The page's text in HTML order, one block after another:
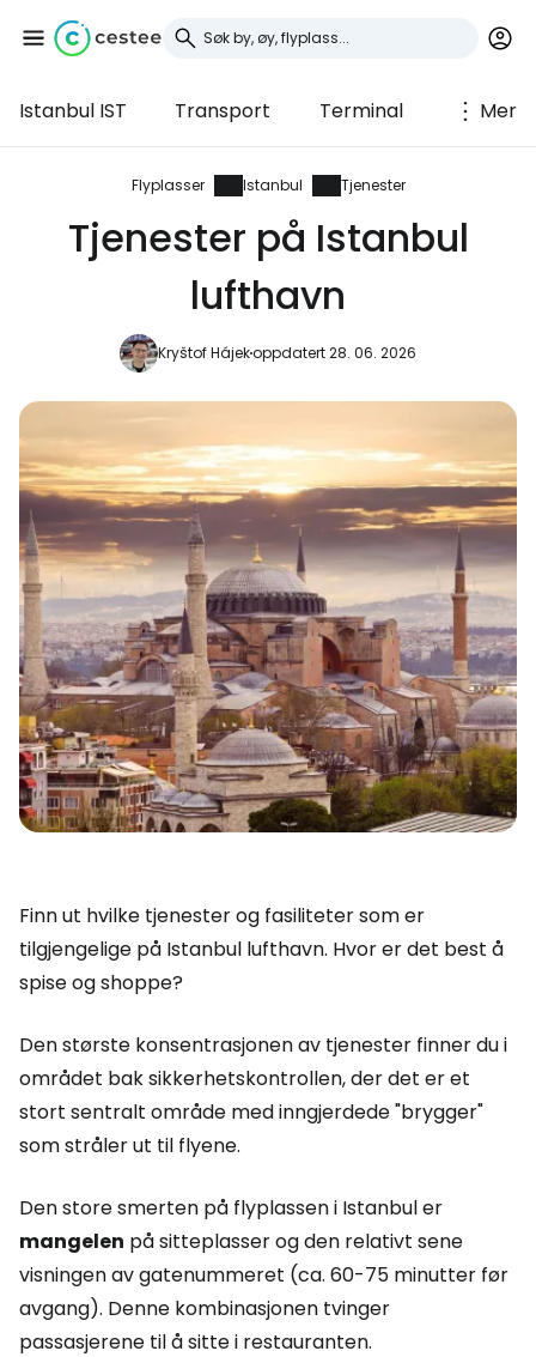
Istanbul IST Transport Terminal Mer
Flyplasser Istanbul Tjenester
Tjenester på Istanbul
lufthavn
Kryštof Hájekoppdatert 28. 06. 2026
Finn ut hvilke tjenester og fasiliteter som er
tilgjengelige på Istanbul lufthavn. Hvor er det best å
spise og shoppe?
Den største konsentrasjonen av tjenester finner du i
området bak sikkerhetskontrollen, der det er et
stort sentralt område med inngjerdede "brygger"
som stråler ut til flyene.
Den store smerten på flyplassen i Istanbul er
mangelen på sitteplasser og den relativt sene
visningen av gatenummeret (ca. 60-75 minutter før
avgang). Denne kombinasjonen tvinger
passasjerene til å sitte i restauranten.
Logg inn på Cestee
... det verdensomspennende
reisefellesskapet
Fortsett med Google
Fortsett med e-post